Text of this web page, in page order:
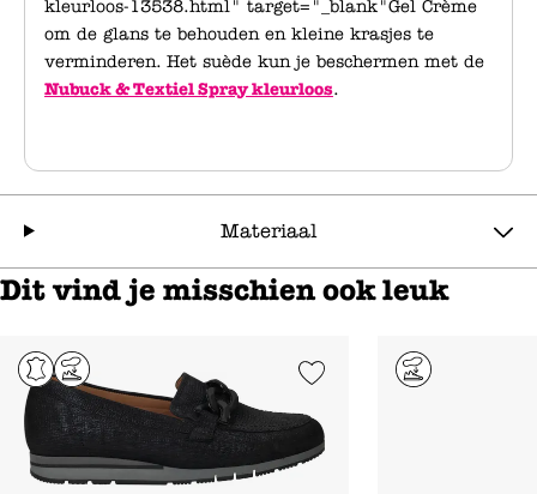
kleurloos-13538.html" target="_blank"Gel Crème
om de glans te behouden en kleine krasjes te
verminderen. Het suède kun je beschermen met de
Nubuck & Textiel Spray kleurloos.
Materiaal
Dit vind je misschien ook leuk
Add to Wishlist